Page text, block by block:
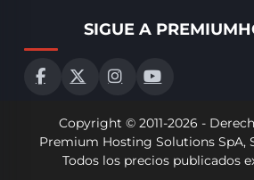
SIGUE A
Copyright © 2011-2026 -
Premium Hosting Solutions SpA,
Todos los precios publicados